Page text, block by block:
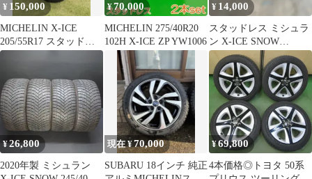
¥ 150,000
MICHELIN X-ICE
205/55R17 スタッドレ
ス 4本
¥70,000
MICHELIN 275/40R20
102H X-ICE ZP YW1006
¥ 14,000
スタッドレス ミシュラ
ン X-ICE SNOW
195/65R15 （青715）
¥26,800
2020年製 ミシュラン
現在 ¥70,000
SUBARU 18インチ 純正
¥69,800
4本価格◎トヨタ 50系